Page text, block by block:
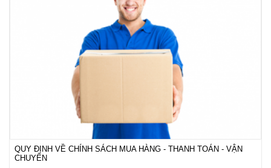
QUY ĐỊNH VỀ CHÍNH SÁCH MUA HÀNG - THANH TOÁN - VẬN
CHUYỂN